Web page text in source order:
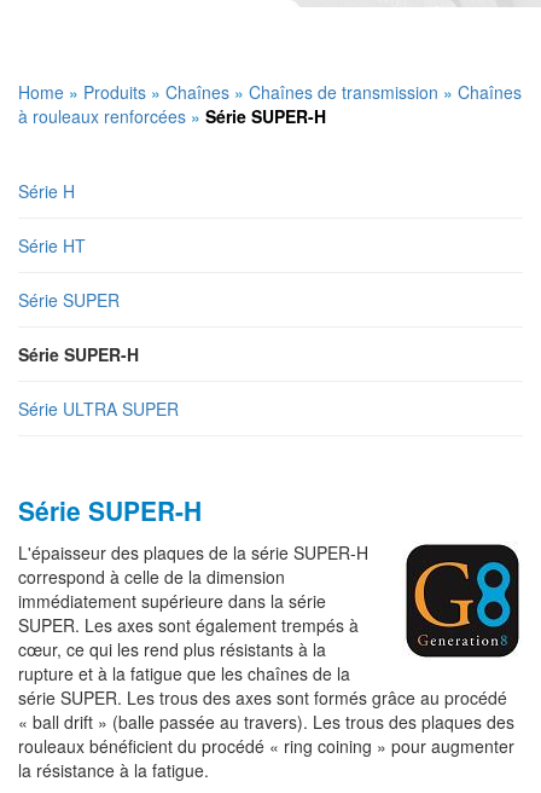
Home » Produits » Chaînes » Chaînes de transmission » Chaînes
à rouleaux renforcées » Série SUPER-H
Série H
Série HT
Série SUPER
Série SUPER-H
Série ULTRA SUPER
Série SUPER-H
L'épaisseur des plaques de la série SUPER-H
correspond à celle de la dimension
immédiatement supérieure dans la série
SUPER. Les axes sont également trempés à
cœur, ce qui les rend plus résistants à la
rupture et à la fatigue que les chaînes de la
série SUPER. Les trous des axes sont formés grâce au procédé
« ball drift » (balle passée au travers). Les trous des plaques des
rouleaux bénéficient du procédé « ring coining » pour augmenter
la résistance à la fatigue.